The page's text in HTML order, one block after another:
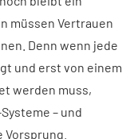
müssen Vertrauen
Denn wenn jede
und erst von einem
werden muss,
– und